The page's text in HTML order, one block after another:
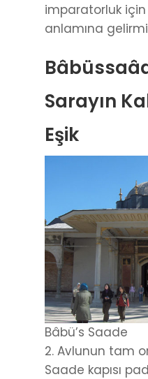
imparatorluk için
anlamına
Sarayın
Eşik
Bâbü’s Saade
2. Avlunun tam
Saade kapısı